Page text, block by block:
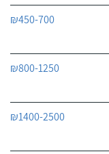
₪450-700
₪800-1250
₪1400-2500